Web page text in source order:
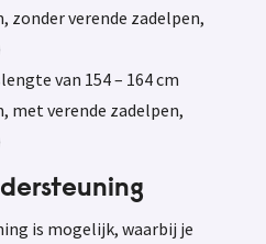
zonder verende zadelpen,
van 154 – 164 cm
met verende zadelpen,
is mogelijk, waarbij je